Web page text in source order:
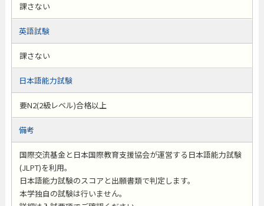
課さない
英語試験
課さない
日本語能力試験
要N2(2級レベル)合格以上
備考
国際交流基金と日本国際教育支援協会が運営する日本語能力試験
(JLPT)を利用。
日本語能力試験のスコアと出願書類で判定します。
本学独自の試験は行いません。